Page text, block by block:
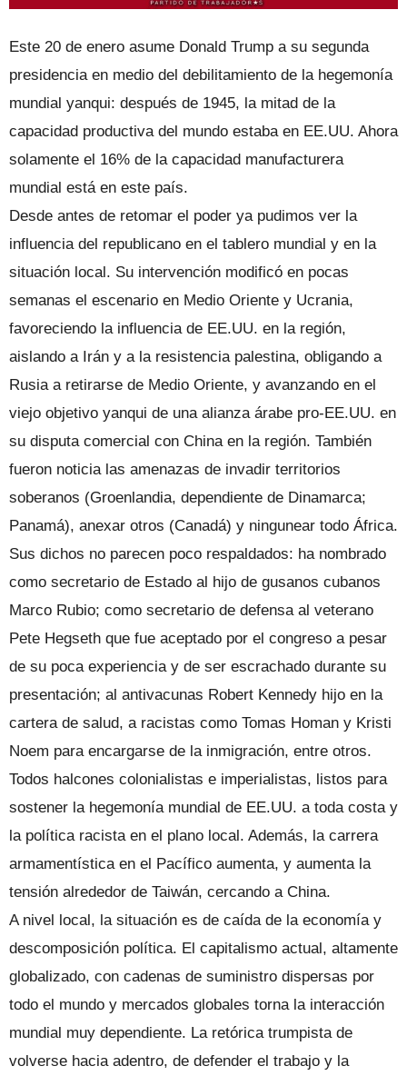
Este 20 de enero asume Donald Trump a su segunda
presidencia en medio del debilitamiento de la hegemonía
mundial yanqui: después de 1945, la mitad de la
capacidad productiva del mundo estaba en EE.UU. Ahora
solamente el 16% de la capacidad manufacturera
mundial está en este país.
Desde antes de retomar el poder ya pudimos ver la
influencia del republicano en el tablero mundial y en la
situación local. Su intervención modificó en pocas
semanas el escenario en Medio Oriente y Ucrania,
favoreciendo la influencia de EE.UU. en la región,
aislando a Irán y a la resistencia palestina, obligando a
Rusia a retirarse de Medio Oriente, y avanzando en el
viejo objetivo yanqui de una alianza árabe pro-EE.UU. en
su disputa comercial con China en la región. También
fueron noticia las amenazas de invadir territorios
soberanos (Groenlandia, dependiente de Dinamarca;
Panamá), anexar otros (Canadá) y ningunear todo África.
Sus dichos no parecen poco respaldados: ha nombrado
como secretario de Estado al hijo de gusanos cubanos
Marco Rubio; como secretario de defensa al veterano
Pete Hegseth que fue aceptado por el congreso a pesar
de su poca experiencia y de ser escrachado durante su
presentación; al antivacunas Robert Kennedy hijo en la
cartera de salud, a racistas como Tomas Homan y Kristi
Noem para encargarse de la inmigración, entre otros.
Todos halcones colonialistas e imperialistas, listos para
sostener la hegemonía mundial de EE.UU. a toda costa y
la política racista en el plano local. Además, la carrera
armamentística en el Pacífico aumenta, y aumenta la
tensión alrededor de Taiwán, cercando a China.
A nivel local, la situación es de caída de la economía y
descomposición política. El capitalismo actual, altamente
globalizado, con cadenas de suministro dispersas por
todo el mundo y mercados globales torna la interacción
mundial muy dependiente. La retórica trumpista de
volverse hacia adentro, de defender el trabajo y la